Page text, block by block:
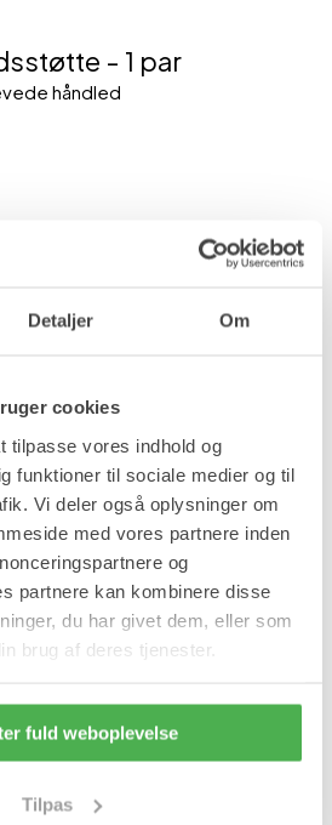
Detaljer Om
cookies
tilpasse vores indhold og
funktioner til sociale medier og til
Vi deler også oplysninger om
med vores partnere inden
og
partnere kan kombinere disse
du har givet dem, eller som
brug af deres tjenester.
fuld weboplevelse
Tilpas
- 1 par
håndled
kompression og støtte til svage,
håndled.
af smertende, trætte og svage
ved forstuvet håndled.
i håndledet.